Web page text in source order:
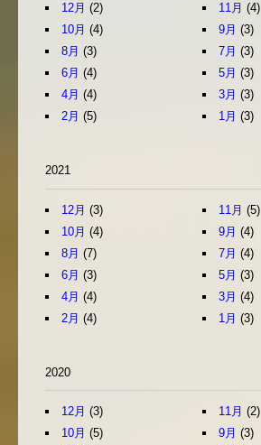
12月 (2) 11月 (4)
10月 (4) 9月 (3)
8月 (3) 7月 (3)
6月 (4) 5月 (3)
4月 (4) 3月 (3)
2月 (5) 1月 (3)
2021
12月 (3) 11月 (5)
10月 (4) 9月 (4)
8月 (7) 7月 (4)
6月 (3) 5月 (3)
4月 (4) 3月 (4)
2月 (4) 1月 (3)
2020
12月 (3) 11月 (2)
10月 (5) 9月 (3)